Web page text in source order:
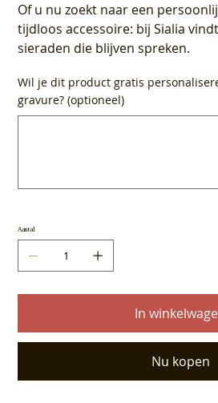
Of u nu zoekt naar een
tijdloos accessoire: bij Sialia
sieraden die blijven spreken.
Wil je dit product gratis
gravure? (optioneel)
Aantal
In
Nu kopen